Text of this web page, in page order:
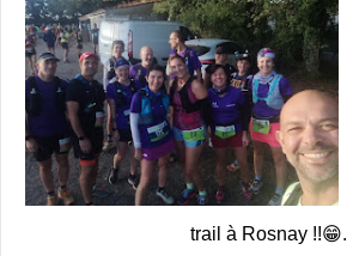
trail à Rosnay !!😁.